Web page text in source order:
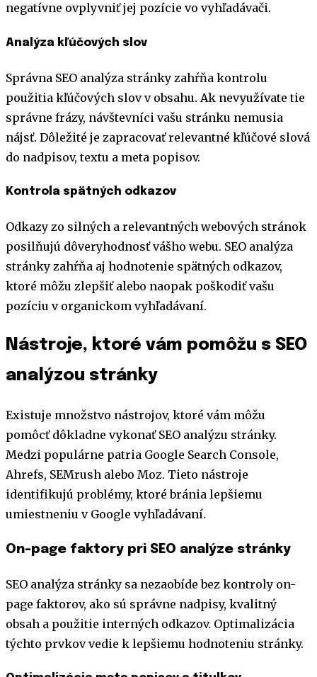
negatívne ovplyvniť jej pozície vo vyhľadávači.
Analýza kľúčových slov
Správna SEO analýza stránky zahŕňa kontrolu
použitia kľúčových slov v obsahu. Ak nevyužívate tie
správne frázy, návštevníci vašu stránku nemusia
nájsť. Dôležité je zapracovať relevantné kľúčové slová
do nadpisov, textu a meta popisov.
Kontrola spätných odkazov
Odkazy zo silných a relevantných webových stránok
posilňujú dôveryhodnosť vášho webu. SEO analýza
stránky zahŕňa aj hodnotenie spätných odkazov,
ktoré môžu zlepšiť alebo naopak poškodiť vašu
pozíciu v organickom vyhľadávaní.
Nástroje, ktoré vám pomôžu s SEO
analýzou stránky
Existuje množstvo nástrojov, ktoré vám môžu
pomôcť dôkladne vykonať SEO analýzu stránky.
Medzi populárne patria Google Search Console,
Ahrefs, SEMrush alebo Moz. Tieto nástroje
identifikujú problémy, ktoré bránia lepšiemu
umiestneniu v Google vyhľadávaní.
On-page faktory pri SEO analýze stránky
SEO analýza stránky sa nezaobíde bez kontroly on-
page faktorov, ako sú správne nadpisy, kvalitný
obsah a použitie interných odkazov. Optimalizácia
týchto prvkov vedie k lepšiemu hodnoteniu stránky.